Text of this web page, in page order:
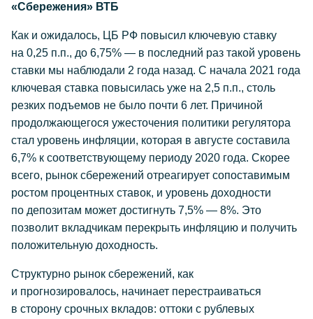
«Сбережения» ВТБ
Как и ожидалось, ЦБ РФ повысил ключевую ставку
на 0,25 п.п., до 6,75% — в последний раз такой уровень
ставки мы наблюдали 2 года назад. С начала 2021 года
ключевая ставка повысилась уже на 2,5 п.п., столь
резких подъемов не было почти 6 лет. Причиной
продолжающегося ужесточения политики регулятора
стал уровень инфляции, которая в августе составила
6,7% к соответствующему периоду 2020 года. Скорее
всего, рынок сбережений отреагирует сопоставимым
ростом процентных ставок, и уровень доходности
по депозитам может достигнуть 7,5% — 8%. Это
позволит вкладчикам перекрыть инфляцию и получить
положительную доходность.
Структурно рынок сбережений, как
и прогнозировалось, начинает перестраиваться
в сторону срочных вкладов: оттоки с рублевых